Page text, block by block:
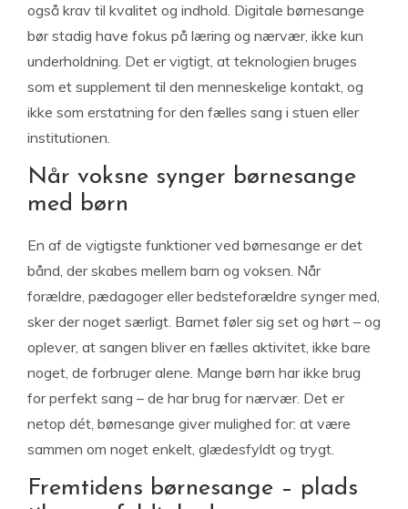
også krav til kvalitet og indhold. Digitale børnesange
bør stadig have fokus på læring og nærvær, ikke kun
underholdning. Det er vigtigt, at teknologien bruges
som et supplement til den menneskelige kontakt, og
ikke som erstatning for den fælles sang i stuen eller
institutionen.
Når voksne synger børnesange
med børn
En af de vigtigste funktioner ved børnesange er det
bånd, der skabes mellem barn og voksen. Når
forældre, pædagoger eller bedsteforældre synger med,
sker der noget særligt. Barnet føler sig set og hørt – og
oplever, at sangen bliver en fælles aktivitet, ikke bare
noget, de forbruger alene. Mange børn har ikke brug
for perfekt sang – de har brug for nærvær. Det er
netop dét, børnesange giver mulighed for: at være
sammen om noget enkelt, glædesfyldt og trygt.
Fremtidens børnesange – plads